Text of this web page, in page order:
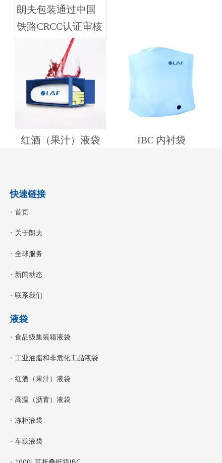
朗夫包装通过中国
铁路CRCC认证审核
红酒（果汁）液袋 IBC 内衬袋
快速链接
首页
关于朗夫
全球服务
新闻动态
联系我们
液袋
食品级集装箱液袋
工业油脂和非危化工品液袋
红酒（果汁）液袋
高温（沥青）液袋
冻柜液袋
车载液袋